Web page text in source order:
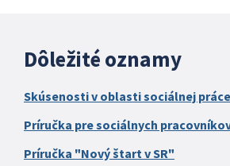
Dôležité oznamy
Skúsenosti v oblasti sociálnej
Príručka pre sociálnych
Príručka "Nový štart v SR"